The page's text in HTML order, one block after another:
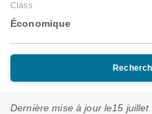
Class
Économique
Dernière mise à jour le15